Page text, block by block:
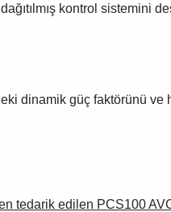
kontrol
dinamik güç faktörünü ve
edilen PCS100